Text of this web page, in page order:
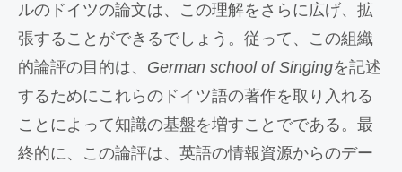
ルのドイツの論文は、この理解をさらに広げ、拡
張することができるでしょう。従って、この組織
的論評の目的は、 German school of Singingを記述
するためにこれらのドイツ語の著作を取り入れる
ことによって知識の基盤を増すことでである。最
終的に、この論評は、英語の情報資源からのデー